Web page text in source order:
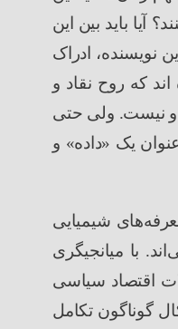
آیا باید بین این
نویسنده، ادراک
که روح نقاد و
نیست. ولی حتی
یک «داده» و
های شیمیایی
اند. با میانجیگری
اقتصاد سیاسی
گوناگون تکامل